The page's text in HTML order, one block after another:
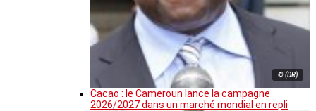
© (DR)
Cacao : le Cameroun lance la campagne
2026/2027 dans un marché mondial en repli